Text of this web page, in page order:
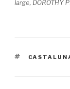
large, DOROTHY